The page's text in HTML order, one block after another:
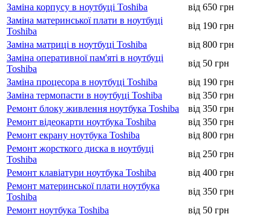
Заміна корпусу в ноутбуці Toshiba
від 650 грн
Заміна материнської плати в ноутбуці
Toshiba
від 190 грн
Заміна матриці в ноутбуці Toshiba
від 800 грн
Заміна оперативної пам'яті в ноутбуці
Toshiba
від 50 грн
Заміна процесора в ноутбуці Toshiba
від 190 грн
Заміна термопасти в ноутбуці Toshiba
від 350 грн
Ремонт блоку живлення ноутбука Toshiba
від 350 грн
Ремонт відеокарти ноутбука Toshiba
від 350 грн
Ремонт екрану ноутбука Toshiba
від 800 грн
Ремонт жорсткого диска в ноутбуці
Toshiba
від 250 грн
Ремонт клавіатури ноутбука Toshiba
від 400 грн
Ремонт материнської плати ноутбука
Toshiba
від 350 грн
Ремонт ноутбука Toshiba
від 50 грн